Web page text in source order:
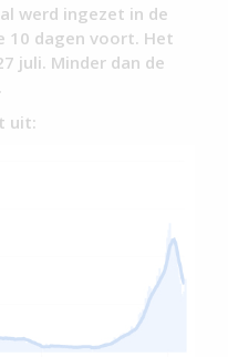
werd ingezet in de
10 dagen voort. Het
juli. Minder dan de
uit: